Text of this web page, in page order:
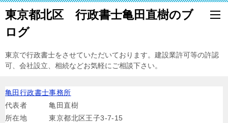
東京都北区 行政書士亀田直樹のブ
ログ
東京で行政書士をさせていただいております。建設業許可等の許認
可、会社設立、相続などお気軽にご相談下さい。
亀田行政書士事務所
代表者 亀田直樹
所在地 東京都北区王子3-7-15